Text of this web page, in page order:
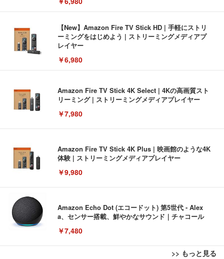
【New】Amazon Fire TV Stick HD | 手軽にストリ
ーミングをはじめよう | ストリーミングメディアプ
レイヤー
￥6,980
Amazon Fire TV Stick 4K Select | 4Kの高画質スト
リーミング | ストリーミングメディアプレイヤー
￥7,980
Amazon Fire TV Stick 4K Plus | 映画館のような4K
体験 | ストリーミングメディアプレイヤー
￥9,980
Amazon Echo Dot (エコードット) 第5世代 - Alex
a、センサー搭載、鮮やかなサウンド｜チャコール
￥7,480
>> もっと見る